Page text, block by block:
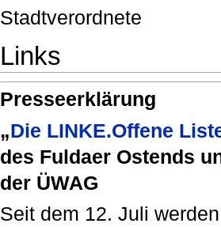
Stadtverordnete
Links
Presseerklärung
„Die LINKE.Offene
des Fuldaer Ostends
der ÜWAG
Seit dem 12. Juli